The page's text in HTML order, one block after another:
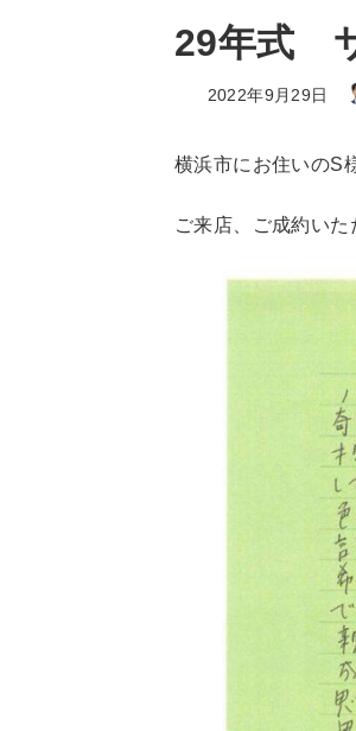
29年式
最
更
新
時
2022年9月29日
横浜市にお住いのS
ご来店、ご成約いた